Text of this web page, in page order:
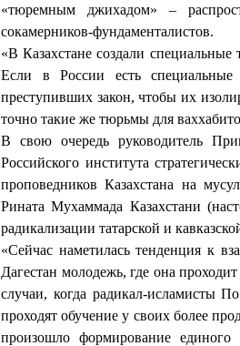
«тюремным джихадом» –
сокамерников-фундаменталистов.
«В Казахстане создали
Если в России есть специальные
преступивших закон, чтобы их
точно такие же тюрьмы для
В свою очередь руководитель
Российского института
проповедников Казахстана на
Рината Мухаммада Казахстани
радикализации татарской и
«Сейчас наметилась тенденция к
Дагестан молодежь, где она
случаи, когда радикал-исламисты
проходят обучение у своих более
произошло формирование